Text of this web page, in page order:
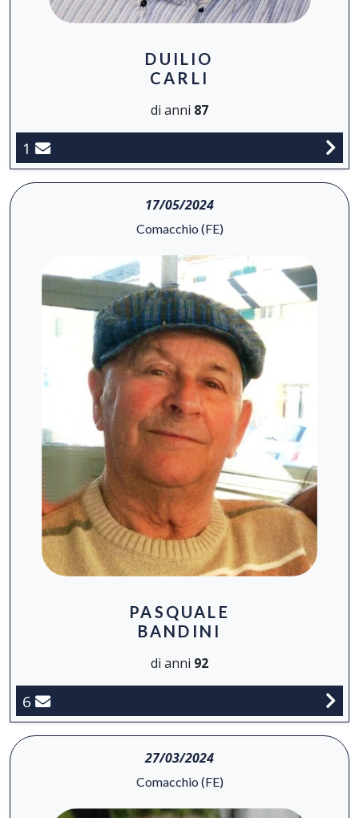
DUILIO
CARLI
di anni 87
1
17/05/2024
Comacchio (FE)
PASQUALE
BANDINI
di anni 92
6
27/03/2024
Comacchio (FE)